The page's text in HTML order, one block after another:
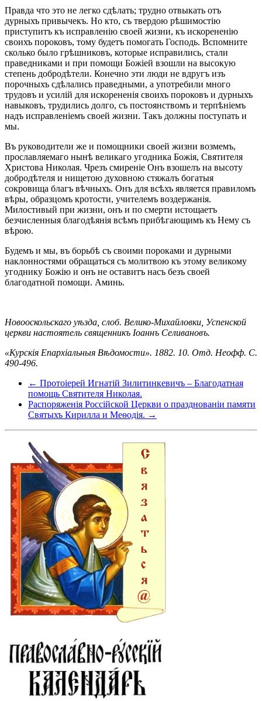
Правда что это не легко сдѣлать; трудно отвыкать отъ
дурныхъ привычекъ. Но кто, съ твердою рѣшимостію
приступитъ къ исправленію своей жизни, къ искорененію
своихъ пороковъ, тому будетъ помогать Господь. Вспомните
сколько было грѣшниковъ, которые исправились, стали
праведниками и при помощи Божіей взошли на высокую
степень добродѣтели. Конечно эти люди не вдругъ изъ
порочныхъ сдѣлались праведными, а употребили много
трудовъ и усилій для искорененія своихъ пороковъ и дурныхъ
навыковъ, трудились долго, съ постоянствомъ и терпѣніемъ
надъ исправленіемъ своей жизни. Такъ должны поступать и
мы.
Въ руководители же и помощники своей жизни возмемъ,
прославляемаго нынѣ великаго угодника Божія, Святителя
Христова Николая. Чрезъ смиреніе Онъ взошелъ на высоту
добродѣтеля и нищетою духовною стяжалъ богатыя
сокровища благъ вѣчныхъ. Онъ для всѣхъ является правиломъ
вѣры, образцомъ кротости, учителемъ воздержанія.
Милостивый при жизни, онъ и по смерти истощаетъ
безчисленныя благодѣянія всѣмъ прибѣгающимъ къ Нему съ
вѣрою.
Будемъ и мы, въ борьбѣ съ своими пороками и дурными
наклонностями обращаться съ молитвою къ этому великому
угоднику Божію и онъ не оставитъ насъ безъ своей
благодатной помощи. Аминь.
Новооскольскаго уѣзда, слоб. Велико-Михайловки, Успенской
церкви настоятель священникъ Іоаннъ Селивановъ.
«Курскія Епархіальныя Вѣдомости». 1882. 10. Отд. Неофф. С.
490-496.
← Протоіерей Игнатій Зилитинкевичъ – Благодатная
помощь Святителя Николая.
Распоряженія Россійской Церкви о празднованіи памяти
Святыхъ Кирилла и Меѳодія. →